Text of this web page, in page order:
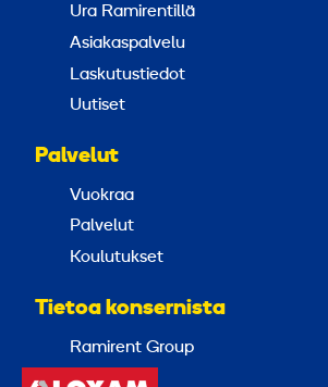
Ura Ramirentillä
Asiakaspalvelu
Laskutustiedot
Uutiset
Palvelut
Vuokraa
Palvelut
Koulutukset
Tietoa konsernista
Ramirent Group